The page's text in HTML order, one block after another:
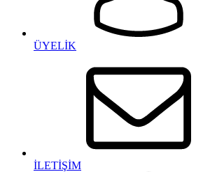
ÜYELİK
İLETİŞİM